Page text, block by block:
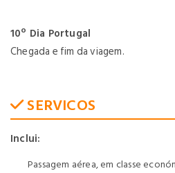
10º Dia Portugal
Chegada e fim da viagem.
SERVICOS
Inclui:
Passagem aérea, em classe